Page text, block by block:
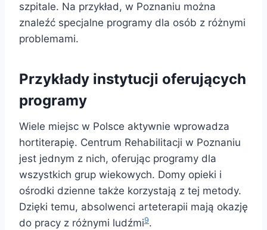
szpitale. Na przykład, w Poznaniu można
znaleźć specjalne programy dla osób z różnymi
problemami.
Przykłady instytucji oferujących
programy
Wiele miejsc w Polsce aktywnie wprowadza
hortiterapię. Centrum Rehabilitacji w Poznaniu
jest jednym z nich, oferując programy dla
wszystkich grup wiekowych. Domy opieki i
ośrodki dzienne także korzystają z tej metody.
Dzięki temu, absolwenci arteterapii mają okazję
do pracy z różnymi ludźmi9.